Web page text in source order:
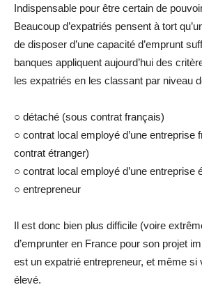
Indispensable pour être certain de
Beaucoup d’expatriés pensent à tort
de disposer d’une capacité d’emprunt
banques appliquent aujourd’hui des
les expatriés en les classant par niveau
○ détaché (sous contrat français)
○ contrat local employé d’une entreprise
contrat étranger)
○ contrat local employé d’une entreprise
○ entrepreneur
Il est donc bien plus difficile (voire
d’emprunter en France pour son projet
est un expatrié entrepreneur, et même si
élevé.